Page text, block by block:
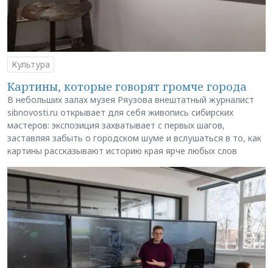
Культура
Картины, которые говорят громче города
В небольших залах музея Ряузова внештатный журналист
sibnovosti.ru открывает для себя живопись сибирских
мастеров: экспозиция захватывает с первых шагов,
заставляя забыть о городском шуме и вслушаться в то, как
картины рассказывают историю края ярче любых слов